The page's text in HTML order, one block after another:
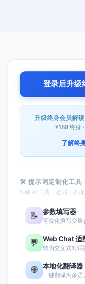
登录后升级
升级终身会员解锁
¥188 终身
了解终
🛠 提示词定制化工具
5 种 AI 工具，把同一条
📝 参数填写器
可视化填写变量
💬 Web Chat 适
转为交互式对话
🌐 本地化翻译器
一键翻译为多语